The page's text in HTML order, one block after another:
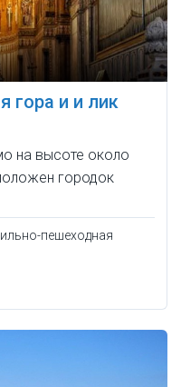
гора и и лик
на высоте около
городок
пешеходная